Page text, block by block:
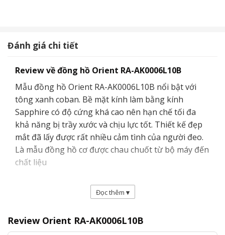
Đánh giá chi tiết
Review về đồng hồ Orient RA-AK0006L10B
Mẫu đồng hồ Orient RA-AK0006L10B nổi bật với
tông xanh coban. Bề mặt kính làm bằng kính
Sapphire có độ cứng khá cao nên hạn chế tối đa
khả năng bị trầy xước và chịu lực tốt. Thiết kế đẹp
mắt đã lấy được rất nhiều cảm tình của người đeo.
Là mẫu đồng hồ cơ được chau chuốt từ bộ máy đến
chất liệu
Đọc thêm ▾
Review Orient RA-AK0006L10B